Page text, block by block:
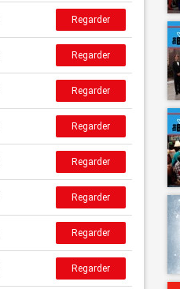
Regarder
Regarder
Regarder
Regarder
Regarder
Regarder
Regarder
Regarder